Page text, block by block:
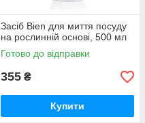
Засіб Bien для миття посуду
на рослинній основі, 500 мл
Готово до відправки
355 ₴
Купити